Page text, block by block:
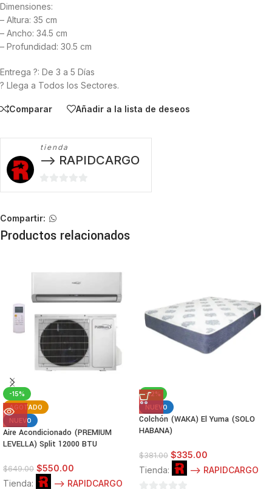
Dimensiones:
– Altura: 35 cm
– Ancho: 34.5 cm
– Profundidad: 30.5 cm
Entrega ?: De 3 a 5 Días
? Llega a Todos los Sectores.
Comparar Añadir a la lista de deseos
tienda
--> RAPIDCARGO
0
5
Compartir:
Productos relacionados
-15%
AGOTADO
NUEVO
Aire Acondicionado (PREMIUM
LEVELLA) Split 12000 BTU
$649.00 $550.00
Tienda:
--> RAPIDCARGO
-12%
NUEVO
Colchón (WAKA) El Yuma (SOLO
HABANA)
$381.00 $335.00
Tienda:
--> RAPIDCARGO